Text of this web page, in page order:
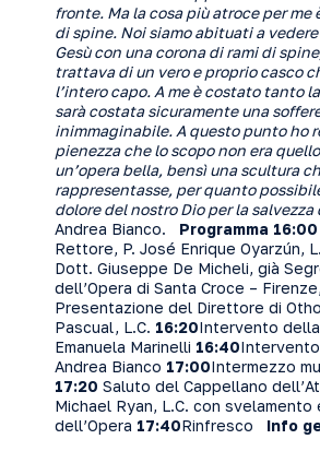
fronte. Ma la cosa più atroce per me
di spine. Noi siamo abituati a
Gesù con una corona di rami di
trattava di un vero e proprio casco
l’intero capo. A me è costato tanto
sarà costata sicuramente una
inimmaginabile. A questo punto ho
pienezza che lo scopo non era
un’opera bella, bensì una scultura
rappresentasse, per quanto
dolore del nostro Dio per la
Andrea Bianco. Programma 16:00
Rettore, P. José Enrique Oyarzún,
Dott. Giuseppe De Micheli, già
dell’Opera di Santa Croce – Firenze,
Presentazione del Direttore di
Pascual, L.C. 16:20Intervento
Emanuela Marinelli 16:40
Andrea Bianco 17:00Intermezzo
17:20 Saluto del Cappellano
Michael Ryan, L.C. con svelamento
dell’Opera 17:40Rinfresco Info